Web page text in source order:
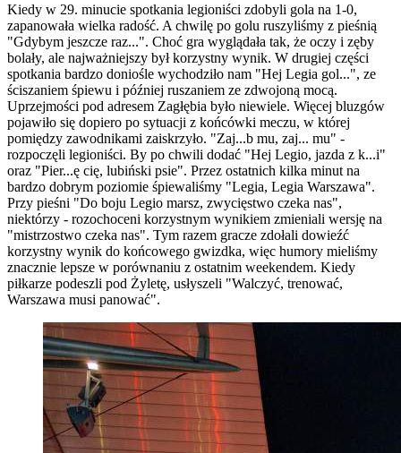
Kiedy w 29. minucie spotkania legioniści zdobyli gola na 1-0,
zapanowała wielka radość. A chwilę po golu ruszyliśmy z pieśnią
"Gdybym jeszcze raz...". Choć gra wyglądała tak, że oczy i zęby
bolały, ale najważniejszy był korzystny wynik. W drugiej części
spotkania bardzo doniośle wychodziło nam "Hej Legia gol...", ze
ściszaniem śpiewu i później ruszaniem ze zdwojoną mocą.
Uprzejmości pod adresem Zagłębia było niewiele. Więcej bluzgów
pojawiło się dopiero po sytuacji z końcówki meczu, w której
pomiędzy zawodnikami zaiskrzyło. "Zaj...b mu, zaj... mu" -
rozpoczęli legioniści. By po chwili dodać "Hej Legio, jazda z k...i"
oraz "Pier...ę cię, lubiński psie". Przez ostatnich kilka minut na
bardzo dobrym poziomie śpiewaliśmy "Legia, Legia Warszawa".
Przy pieśni "Do boju Legio marsz, zwycięstwo czeka nas",
niektórzy - rozochoceni korzystnym wynikiem zmieniali wersję na
"mistrzostwo czeka nas". Tym razem gracze zdołali dowieźć
korzystny wynik do końcowego gwizdka, więc humory mieliśmy
znacznie lepsze w porównaniu z ostatnim weekendem. Kiedy
piłkarze podeszli pod Żyletę, usłyszeli "Walczyć, trenować,
Warszawa musi panować".